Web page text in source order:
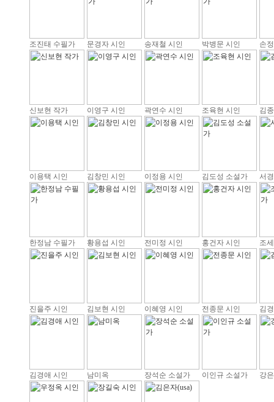
조진태 수필가 문경자 시인 송재철 시인 박병문 시인 손
신보현 작가 이영구 시인 곽연수 시인 조육현 시인 김
이용택 시인 김창민 시인 이정용 시인 김도성 소설가 서
한정남 수필가 황용섭 시인 전미정 시인 홍건자 시인 조
진을주 시인 김보현 시인 이혜영 시인 전종문 시인 김
김경애 시인 남미옥 장석순 소설가 이인규 소설가 강